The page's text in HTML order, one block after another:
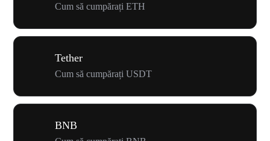
Cum să cumpărați ETH
Tether
Cum să cumpărați USDT
BNB